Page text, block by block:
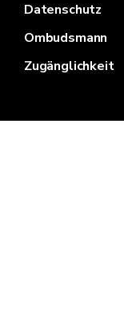
Datenschutz
Ombudsmann
Zugänglichkeit